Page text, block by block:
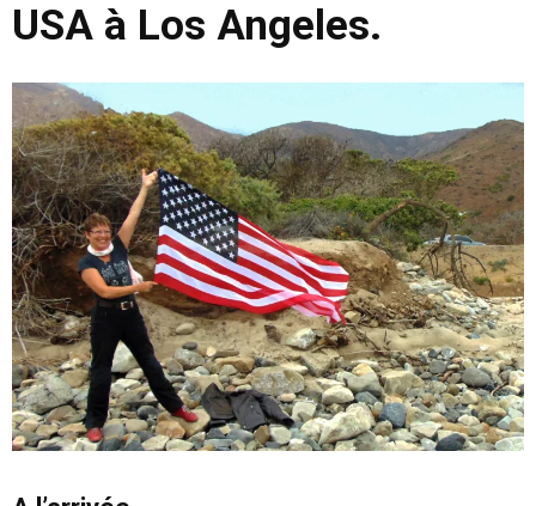
USA à Los Angeles.